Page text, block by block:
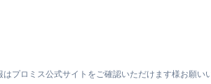
プロミス公式サイトをご確認いただけます様お願い